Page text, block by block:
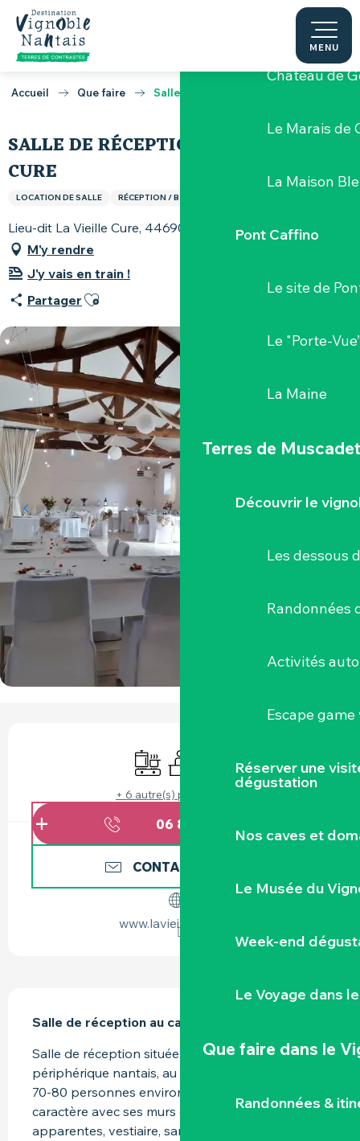
Aller
contenu
principal
MENU
Les bords de
Château de
Le Marais de
La Maison
Pont Caffino
Le site de
Le "Porte-
La Maine
Terres de Muscadet
Découvrir le
Les dessous
Randonnées
Activités
Escape
Réserver une
dégustation
Nos caves et
Le Musée du
Week-end
Le Voyage dans
Que faire dans le
Randonnées &
Accueil Que faire Salle de réception La Vieille Cure
SALLE DE RÉCEPTION LA VIEILLE
CURE
LOCATION DE SALLE RÉCEPTION / BANQUET
Lieu-dit La Vieille Cure, 44690 Saint-Fiacre-sur-Maine
M'y rendre
J'y vais en train !
Partager Ajouter aux favoris
Plaque de cuisson
Séminaires
+ 6 autre(s) prestation(s)
06 88 16 64
CONTACTEZ-NOUS
www.lavieillecure.org
Salle de réception au calme, cadre authentique.
Salle de réception située à 10 minutes du
périphérique nantais, au vert. D'une capacité de
70-80 personnes environ. Très grande pièce de
caractère avec ses murs chaulés et ses poutres
apparentes, vestiaire, sanitaires et cuisine